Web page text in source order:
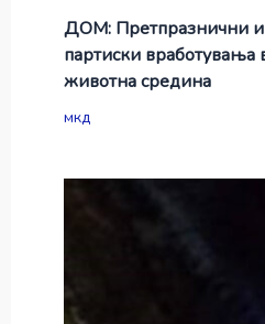
ДОМ: Претпразнични
партиски вработувања
животна средина
мкд